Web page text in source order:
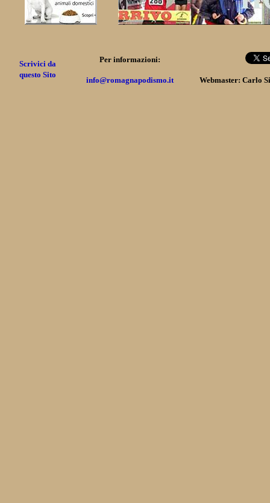
Scrivici da
questo Sito
Per informazioni:
info@romagnapodismo.it Webmaster: Carlo